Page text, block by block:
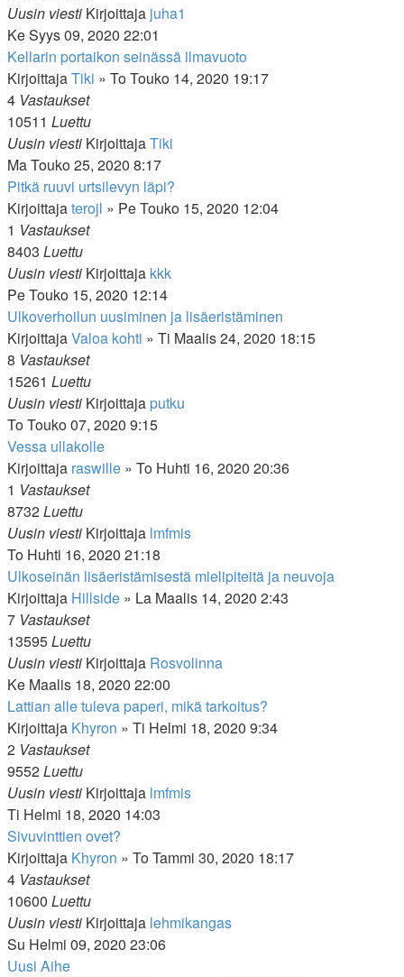
Uusin viesti Kirjoittaja juha1
Ke Syys 09, 2020 22:01
Kellarin portaikon seinässä ilmavuoto
KirjoittajaTiki » To Touko 14, 2020 19:17
4 Vastaukset
10511 Luettu
Uusin viesti KirjoittajaTiki
Ma Touko 25, 2020 8:17
Pitkä ruuvi urtsilevyn läpi?
Kirjoittajaterojl » Pe Touko 15, 2020 12:04
1 Vastaukset
8403 Luettu
Uusin viesti Kirjoittaja kkk
Pe Touko 15, 2020 12:14
Ulkoverhoilun uusiminen ja lisäeristäminen
KirjoittajaValoa kohti » Ti Maalis 24, 2020 18:15
8 Vastaukset
15261 Luettu
Uusin viesti Kirjoittaja putku
To Touko 07, 2020 9:15
Vessa ullakolle
Kirjoittaja raswille » To Huhti 16, 2020 20:36
1 Vastaukset
8732Luettu
Uusin viesti Kirjoittaja lmfmis
To Huhti 16, 2020 21:18
Ulkoseinän lisäeristämisestä mielipiteitä ja neuvoja
Kirjoittaja Hillside » La Maalis 14, 2020 2:43
7 Vastaukset
13595Luettu
Uusin viesti Kirjoittaja Rosvolinna
Ke Maalis 18, 2020 22:00
Lattian alle tuleva paperi, mikä tarkoitus?
Kirjoittaja Khyron » Ti Helmi 18, 2020 9:34
2 Vastaukset
9552Luettu
Uusin viesti Kirjoittaja lmfmis
Ti Helmi 18, 2020 14:03
Sivuvinttien ovet?
Kirjoittaja Khyron » To Tammi 30, 2020 18:17
4 Vastaukset
10600 Luettu
Uusin viesti Kirjoittaja lehmikangas
Su Helmi 09, 2020 23:06
Uusi Aihe